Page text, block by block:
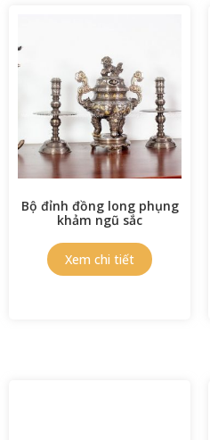
Bộ đỉnh đồng long phụng
khảm ngũ sắc